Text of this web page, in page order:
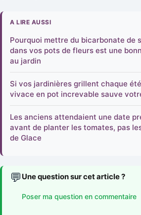
A LIRE AUSSI
Pourquoi mettre du bicarbonate de
dans vos pots de fleurs est une
au jardin
Si vos jardinières grillent chaque
vivace en pot increvable sauve
Les anciens attendaient une date
avant de planter les tomates, pas
de Glace
💬 Une question sur cet article ?
Poser ma question en commentaire